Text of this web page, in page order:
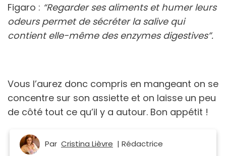
Figaro : “Regarder ses aliments et humer leurs
odeurs permet de sécréter la salive qui
contient elle-même des enzymes digestives”.
Vous l’aurez donc compris en mangeant on se
concentre sur son assiette et on laisse un peu
de côté tout ce qu’il y a autour. Bon appétit !
Par Cristina Lièvre | Rédactrice